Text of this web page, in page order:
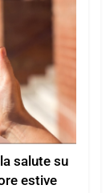
salute su
estive